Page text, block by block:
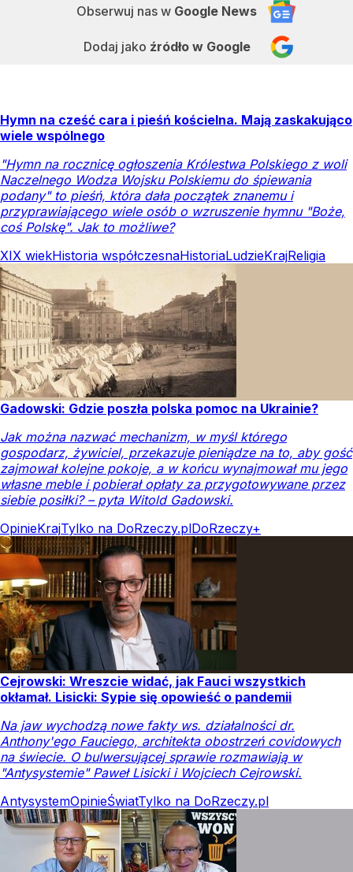
Obserwuj nas w Google News
Dodaj jako źródło w Google
Hymn na cześć cara i pieśń kościelna. Mają zaskakująco
wiele wspólnego
"Hymn na rocznicę ogłoszenia Królestwa Polskiego z woli
Naczelnego Wodza Wojsku Polskiemu do śpiewania
podany" to pieśń, która dała początek znanemu i
przyprawiającego wiele osób o wzruszenie hymnu "Boże,
coś Polskę". Jak to możliwe?
XIX wiekHistoria współczesnaHistoriaLudzieKrajReligia
Gadowski: Gdzie poszła polska pomoc na Ukrainie?
Jak można nazwać mechanizm, w myśl którego
gospodarz, żywiciel, przekazuje pieniądze na to, aby gość
zajmował kolejne pokoje, a w końcu wynajmował mu jego
własne meble i pobierał opłaty za przygotowywane przez
siebie posiłki? – pyta Witold Gadowski.
OpinieKrajTylko na DoRzeczy.plDoRzeczy+
Cejrowski: Wreszcie widać, jak Fauci wszystkich
okłamał. Lisicki: Sypie się opowieść o pandemii
Na jaw wychodzą nowe fakty ws. działalności dr.
Anthony'ego Fauciego, architekta obostrzeń covidowych
na świecie. O bulwersującej sprawie rozmawiają w
"Antysystemie" Paweł Lisicki i Wojciech Cejrowski.
AntysystemOpinieŚwiatTylko na DoRzeczy.pl